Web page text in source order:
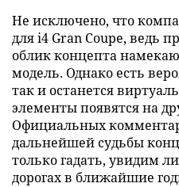
Не исключено, что
для i4 Gran Coupe, ведь
облик концепта
модель. Однако есть
так и останется
элементы появятся на
Официальных
дальнейшей судьбы
только гадать, увидим
дорогах в ближайшие